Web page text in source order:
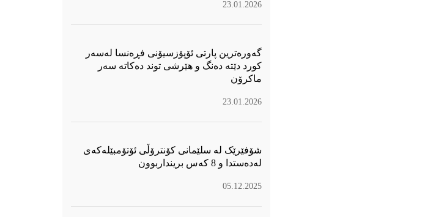
23.01.2026
گەورەترین پارتی ئۆپۆزسیۆنی فڕەنسا لەسەر
كورد دێتە دەنگ و هێرشی توند دەكاتە سەر
ماكرۆن
23.01.2026
شۆفێرێک لە سلێمانی کۆنترۆڵی ئۆتۆمبێلەکەی
لەدەستدا و 8 کەس برینداربوون
05.12.2025